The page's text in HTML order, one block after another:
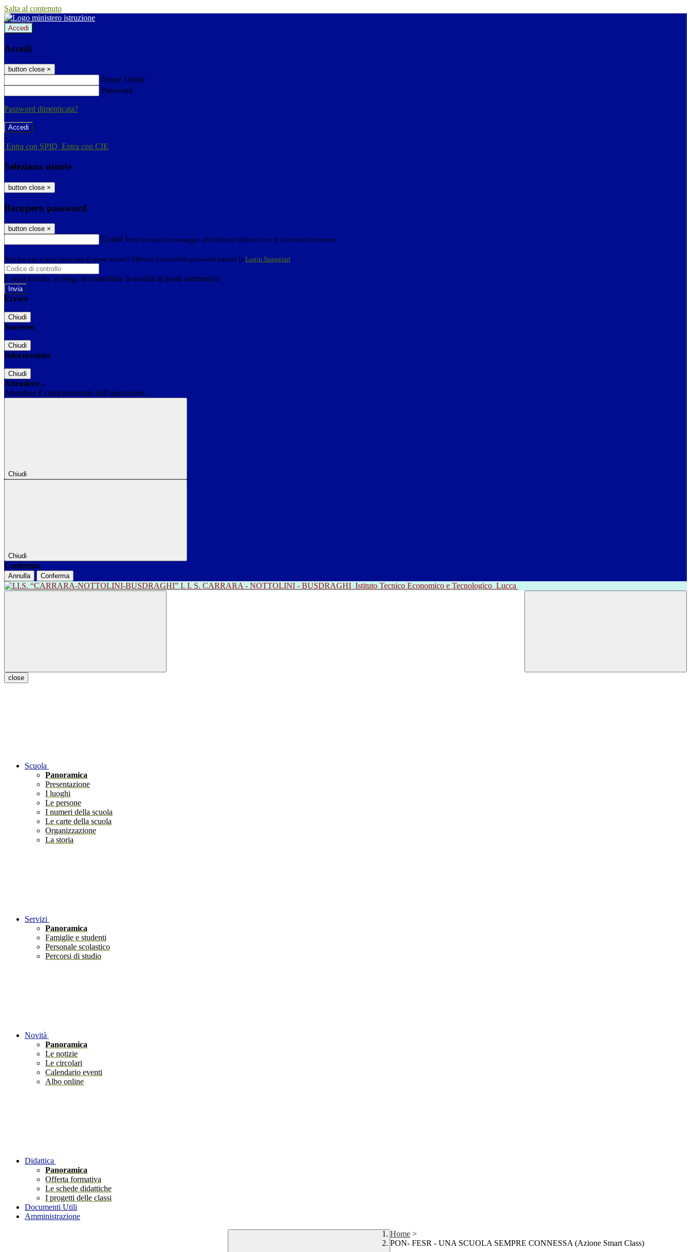
Salta al contenuto
Accedi
Accedi
button close ×
Nome Utente
Password
Password dimenticata?
-
Entra con SPID Entra con CIE
Seleziona utente
button close ×
Recupero password
button close ×
E-mail Verrà inviato un messaggio all'indirizzo indicato con le istruzioni necessarie.
Non hai una e-mail associata al nome utente? Effettua il reset della password tramite la Login Spaggiari
E-mail inviata, si prega di controllare la casella di posta elettronica!
Errore
Chiudi
Successo
Chiudi
Informazione
Chiudi
Attendere...
Attendere il completamento dell'operazione...
Chiudi
Chiudi
Conferma
Annulla Conferma
I. I. S. CARRARA - NOTTOLINI - BUSDRAGHI Istituto Tecnico Economico e Tecnologico Lucca
close
Scuola
Panoramica
Presentazione
I luoghi
Le persone
I numeri della scuola
Le carte della scuola
Organizzazione
La storia
Servizi
Panoramica
Famiglie e studenti
Personale scolastico
Percorsi di studio
Novità
Panoramica
Le notizie
Le circolari
Calendario eventi
Albo online
Didattica
Panoramica
Offerta formativa
Le schede didattiche
I progetti delle classi
Documenti Utili
Amministrazione
Home >
PON- FESR - UNA SCUOLA SEMPRE CONNESSA (Azione Smart Class)